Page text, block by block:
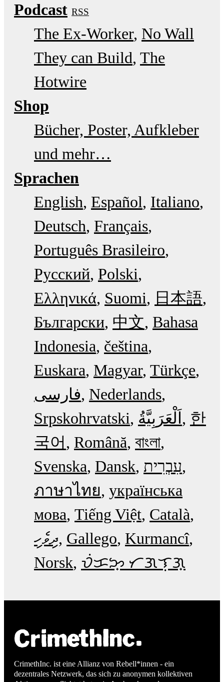
Podcast RSS
The Ex-Worker No Wall
They can Build The
Hotwire
Shop
Bücher, Poster, Aufkleber
und mehr…
Sprachen
English Español Italiano
Deutsch Français
Português Brasileiro
Русский Polski
Ελληνικά Suomi
日本語
Български 中文 Bahasa
Indonesia čeština
Euskara Magyar Türkçe
فارسی Nederlands
Srpskohrvatski
한
국어
Română বাংলা
Svenska Dansk עִבְרִית
ภาษาไทย українська
мова Tiếng Việt Català
ދިވެހި Gallego Kurmancî
Norsk ᜏᜒᜃᜅ᜔ ᜆᜄᜎᜓᜄ᜔
CrimethInc. ist eine Allianz von Rebell*innen - ein
dezentrales Netzwerk, das sich zu anonymen kollektiven